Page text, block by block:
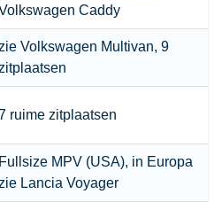
Caddy
Volkswagen Multivan, 9
ruime zitplaatsen
Fullsize MPV (USA), in Europa
Lancia Voyager